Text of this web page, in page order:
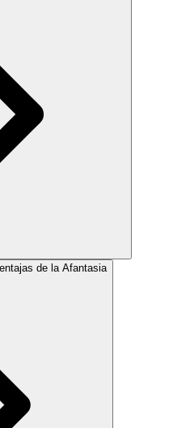
de la Afantasia